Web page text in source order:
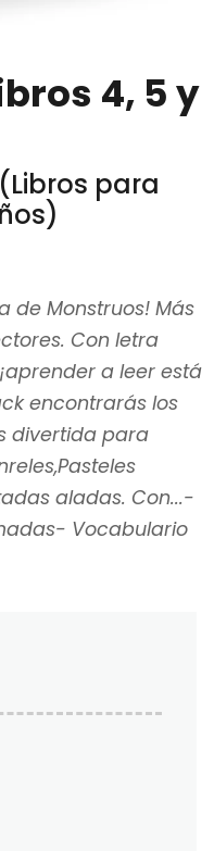
4, 5 y
para
de Monstruos! Más
Con letra
a leer está
encontrarás los
divertida para
aladas. Con...-
Vocabulario